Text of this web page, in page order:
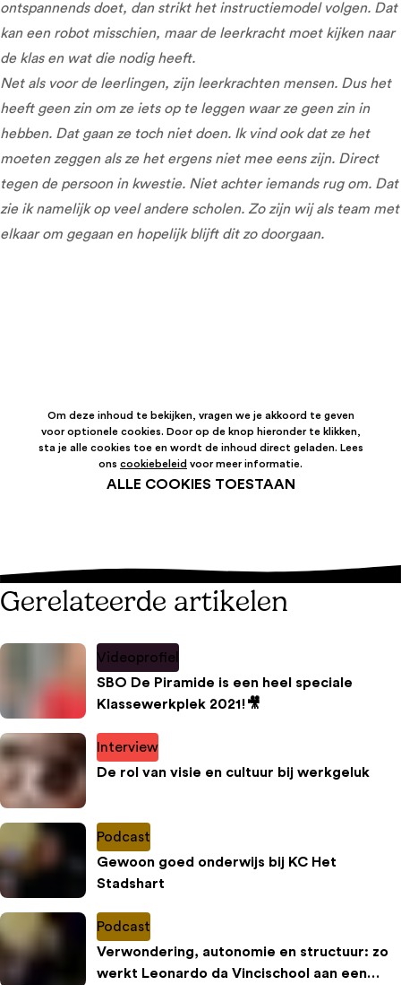
ontspannends doet, dan strikt het instructiemodel volgen. Dat
kan een robot misschien, maar de leerkracht moet kijken naar
de klas en wat die nodig heeft.
Net als voor de leerlingen, zijn leerkrachten mensen. Dus het
heeft geen zin om ze iets op te leggen waar ze geen zin in
hebben. Dat gaan ze toch niet doen. Ik vind ook dat ze het
moeten zeggen als ze het ergens niet mee eens zijn. Direct
tegen de persoon in kwestie. Niet achter iemands rug om. Dat
zie ik namelijk op veel andere scholen. Zo zijn wij als team met
elkaar om gegaan en hopelijk blijft dit zo doorgaan.
Om deze inhoud te bekijken, vragen we je akkoord te geven
voor optionele cookies. Door op de knop hieronder te klikken,
sta je alle cookies toe en wordt de inhoud direct geladen. Lees
ons cookiebeleid voor meer informatie.
ALLE COOKIES TOESTAAN
Gerelateerde artikelen
Videoprofiel
SBO De Piramide is een heel speciale
Klassewerkplek 2021!🎥
Interview
De rol van visie en cultuur bij werkgeluk
Podcast
Gewoon goed onderwijs bij KC Het
Stadshart
Podcast
Verwondering, autonomie en structuur: zo
werkt Leonardo da Vincischool aan een